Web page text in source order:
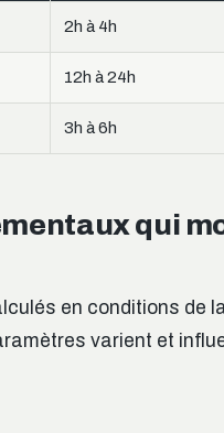
2h à 4h
12h à 24h
3h à 6h
qui
en conditions de
varient et